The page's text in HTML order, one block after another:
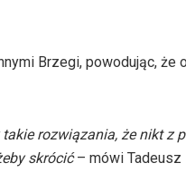
Brzegi, powodując, że
rozwiązania, że nikt z
skrócić– mówi Tadeusz